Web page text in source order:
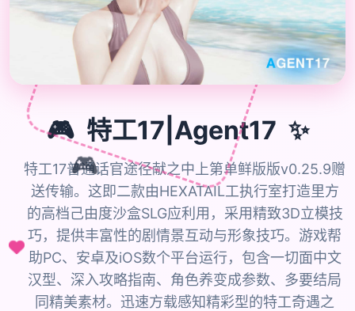
🎮
🎮 特工17|Agent17 ✨
特工17普通话官途径献之中上第单鲜版版v0.25.9赠
送传输。这即二款由HEXATAIL工执行室打造里方
的高档己由度沙盒SLG应利用，采用精致3D立模技
巧，提供丰富性的剧情景互动与形象技巧。游戏帮
助PC、安卓及iOS数个平台运行，包含一切面中文
汉型、深入攻略指南、角色养变成参数、多要结局
同精美素材。迅速方载感知精彩型的特工奇遇之